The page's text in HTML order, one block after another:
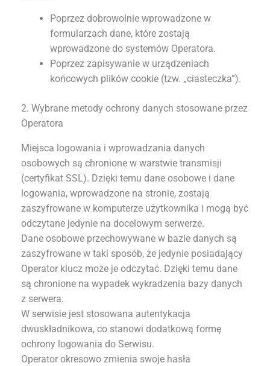
Poprzez dobrowolnie wprowadzone w
formularzach dane, które zostają
wprowadzone do systemów Operatora.
Poprzez zapisywanie w urządzeniach
końcowych plików cookie (tzw. „ciasteczka”).
2. Wybrane metody ochrony danych stosowane przez
Operatora
Miejsca logowania i wprowadzania danych
osobowych są chronione w warstwie transmisji
(certyfikat SSL). Dzięki temu dane osobowe i dane
logowania, wprowadzone na stronie, zostają
zaszyfrowane w komputerze użytkownika i mogą być
odczytane jedynie na docelowym serwerze.
Dane osobowe przechowywane w bazie danych są
zaszyfrowane w taki sposób, że jedynie posiadający
Operator klucz może je odczytać. Dzięki temu dane
są chronione na wypadek wykradzenia bazy danych
z serwera.
W serwisie jest stosowana autentykacja
dwuskładnikowa, co stanowi dodatkową formę
ochrony logowania do Serwisu.
Operator okresowo zmienia swoje hasła